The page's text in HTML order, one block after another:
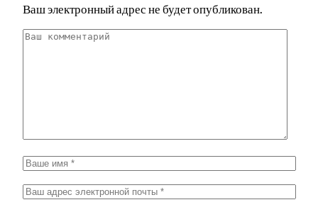
Ваш электронный адрес не будет опубликован.